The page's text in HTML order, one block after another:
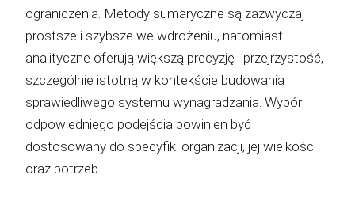
ograniczenia. Metody sumaryczne są zazwyczaj
prostsze i szybsze we wdrożeniu, natomiast
analityczne oferują większą precyzję i przejrzystość,
szczególnie istotną w kontekście budowania
sprawiedliwego systemu wynagradzania. Wybór
odpowiedniego podejścia powinien być
dostosowany do specyfiki organizacji, jej wielkości
oraz potrzeb.